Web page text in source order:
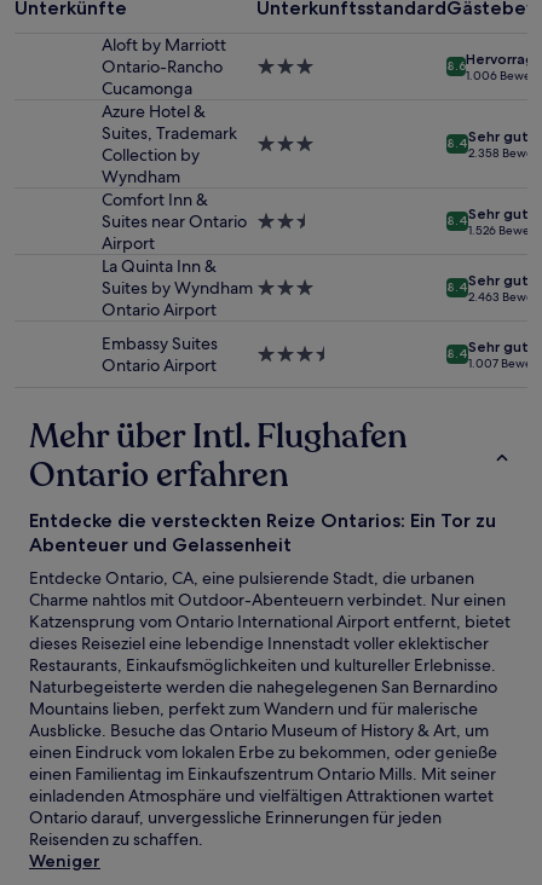
von
2 Erwachsenen
Verfügbarkeiten
Bedingungen
Unterkünfte Unterkunftsstandard
Aloft by Marriott
Ontario-Rancho
Cucamonga
3.0-
8.6
1.006
Azure Hotel &
Suites, Trademark
Collection by
Wyndham
3.0-
8.4Sehr gut
2.358
Comfort Inn &
Suites near Ontario
Airport
2.5-
8.4Sehr gut
1.526
La Quinta Inn &
Suites by Wyndham
Ontario Airport
3.0-
8.4Sehr gut
2.463
Embassy Suites
Ontario Airport
3.5-
8.4Sehr gut
1.007
Mehr über Intl. Flughafen
Ontario erfahren
Entdecke die versteckten Reize Ontarios: Ein Tor zu
Abenteuer und Gelassenheit
Entdecke Ontario, CA, eine pulsierende Stadt, die urbanen
Charme nahtlos mit Outdoor-Abenteuern verbindet. Nur einen
Katzensprung vom Ontario International Airport entfernt, bietet
dieses Reiseziel eine lebendige Innenstadt voller eklektischer
Restaurants, Einkaufsmöglichkeiten und kultureller Erlebnisse.
Naturbegeisterte werden die nahegelegenen San Bernardino
Mountains lieben, perfekt zum Wandern und für malerische
Ausblicke. Besuche das Ontario Museum of History & Art, um
einen Eindruck vom lokalen Erbe zu bekommen, oder genieße
einen Familientag im Einkaufszentrum Ontario Mills. Mit seiner
einladenden Atmosphäre und vielfältigen Attraktionen wartet
Ontario darauf, unvergessliche Erinnerungen für jeden
Reisenden zu schaffen.
Weniger